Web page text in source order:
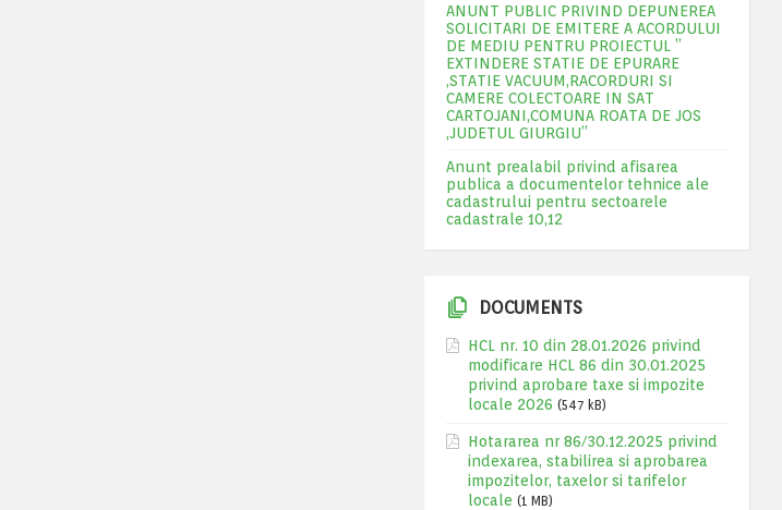
ANUNT PUBLIC PRIVIND DEPUNEREA
SOLICITARI DE EMITERE A ACORDULUI
DE MEDIU PENTRU PROIECTUL ”
EXTINDERE STATIE DE EPURARE
,STATIE VACUUM,RACORDURI SI
CAMERE COLECTOARE IN SAT
CARTOJANI,COMUNA ROATA DE JOS
,JUDETUL GIURGIU”
Anunt prealabil privind afisarea
publica a documentelor tehnice ale
cadastrului pentru sectoarele
cadastrale 10,12
DOCUMENTS
HCL nr. 10 din 28.01.2026 privind
modificare HCL 86 din 30.01.2025
privind aprobare taxe si impozite
locale 2026 (547 kB)
Hotararea nr 86/30.12.2025 privind
indexarea, stabilirea si aprobarea
impozitelor, taxelor si tarifelor
locale (1 MB)